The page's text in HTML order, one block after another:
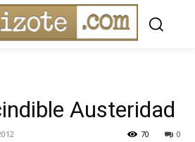
Austeridad
0
70